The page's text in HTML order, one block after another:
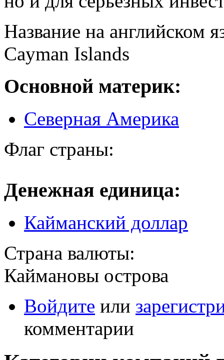
Название на английском
Cayman Islands
Основной материк:
Северная Америка
Флаг страны:
Денежная единица:
Кайманский доллар
Страна валюты:
Каймановы острова
Войдите или
комментарии